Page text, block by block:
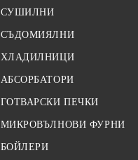
СУШИЛНИ
СЪДОМИЯЛНИ
ХЛАДИЛНИЦИ
АБСОРБАТОРИ
ГОТВАРСКИ ПЕЧКИ
МИКРОВЪЛНОВИ ФУРНИ
БОЙЛЕРИ